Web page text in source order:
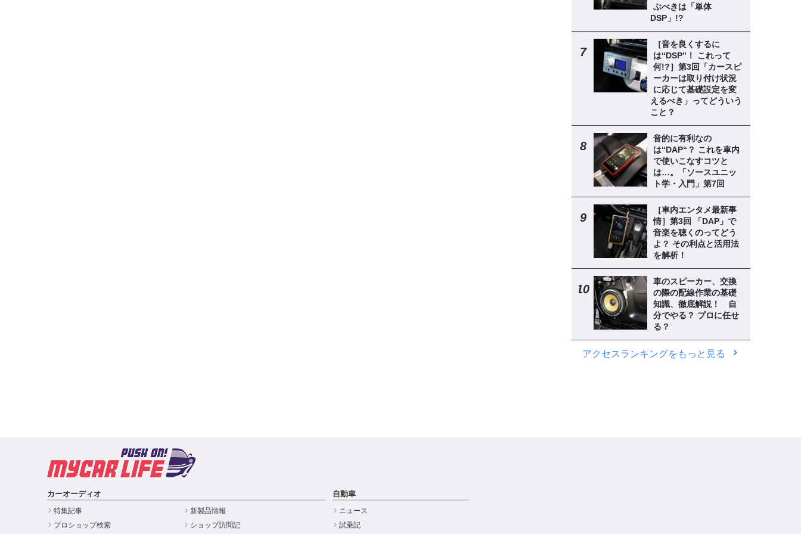
ぶべきは「単体
DSP」!?
［音を良くするに
は“DSP”！ これって
何!?］第3回「カースピ
ーカーは取り付け状況
に応じて基礎設定を変
えるべき」ってどういう
こと？
音的に有利なの
は“DAP“？ これを車内
で使いこなすコツと
は…。「ソースユニッ
ト学・入門」第7回
［車内エンタメ最新事
情］第3回 「DAP」で
音楽を聴くのってどう
よ？ その利点と活用法
を解析！
車のスピーカー、交換
の際の配線作業の基礎
知識、徹底解説！ 自
分でやる？ プロに任せ
る？
アクセスランキングをもっと見る
カーオーディオ
特集記事
新製品情報
プロショップ検索
ショップ訪問記
自動車
ニュース
試乗記